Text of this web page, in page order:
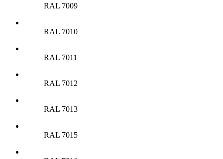
RAL 7009
RAL 7010
RAL 7011
RAL 7012
RAL 7013
RAL 7015